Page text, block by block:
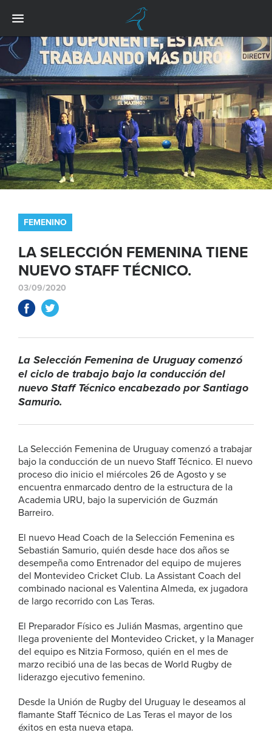
FEMENINO
LA SELECCIÓN FEMENINA TIENE
NUEVO STAFF TÉCNICO.
03/09/2020
La Selección Femenina de Uruguay comenzó
el ciclo de trabajo bajo la conducción del
nuevo Staff Técnico encabezado por Santiago
Samurio.
La Selección Femenina de Uruguay comenzó a trabajar
bajo la conducción de un nuevo Staff Técnico. El nuevo
proceso dio inicio el miércoles 26 de Agosto y se
encuentra enmarcado dentro de la estructura de la
Academia URU, bajo la supervición de Guzmán
Barreiro.
El nuevo Head Coach de la Selección Femenina es
Sebastián Samurio, quién desde hace dos años se
desempeña como Entrenador del equipo de mujeres
del Montevideo Cricket Club. La Assistant Coach del
combinado nacional es Valentina Almeda, ex jugadora
de largo recorrido con Las Teras.
El Preparador Físico es Julián Masmas, argentino que
llega proveniente del Montevideo Cricket, y la Manager
del equipo es Nitzia Formoso, quién en el mes de
marzo recibió una de las becas de World Rugby de
liderazgo ejecutivo femenino.
Desde la Unión de Rugby del Uruguay le deseamos al
flamante Staff Técnico de Las Teras el mayor de los
éxitos en esta nueva etapa.